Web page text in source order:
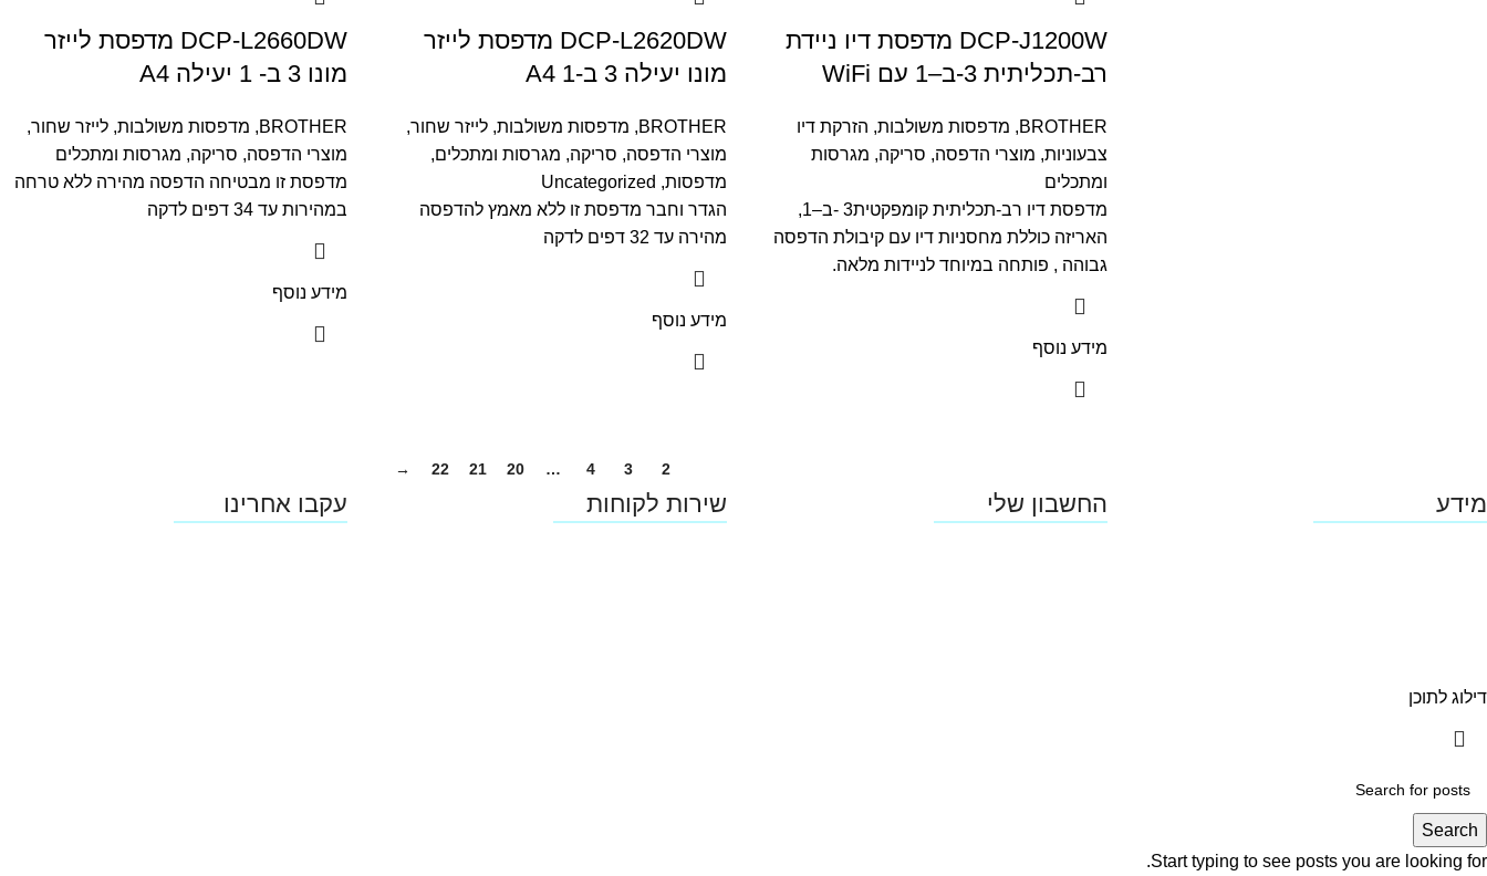
DCP-J1200W מדפסת דיו ניידת
רב-תכליתית 3-ב–1 עם WiFi
BROTHER
, מדפסות משולבות, הזרקת דיו
צבעוניות, מוצרי הדפסה, סריקה, מגרסות
ומתכלים
מדפסת דיו רב-תכליתית קומפקטית‎ 3-ב–1,
האריזה כוללת מחסניות דיו עם קיבולת הדפסה
גבוהה , פותחה במיוחד לניידות מלאה.
מידע נוסף
DCP-L2620DW מדפסת לייזר
מונו יעילה 3 ב-1 A4
BROTHER
, מדפסות משולבות, לייזר שחור,
מוצרי הדפסה, סריקה, מגרסות ומתכלים,
מדפסות,
Uncategorized
הגדר וחבר מדפסת זו ללא מאמץ להדפסה
מהירה עד 32 דפים לדקה
מידע נוסף
DCP-L2660DW מדפסת לייזר
מונו 3 ב- 1 יעילה A4
BROTHER
, מדפסות משולבות,לייזר שחור,
מוצרי הדפסה, סריקה, מגרסות ומתכלים
מדפסת זו מבטיחה הדפסה מהירה ללא טרחה
במהירות עד 34 דפים לדקה
מידע נוסף
2
3
4
…
20
21
22
→
מידע החשבון שלי שירות לקוחות עקבו אחרינו
Search
Start typing to see posts you are looking for.
דילוג לתוכן